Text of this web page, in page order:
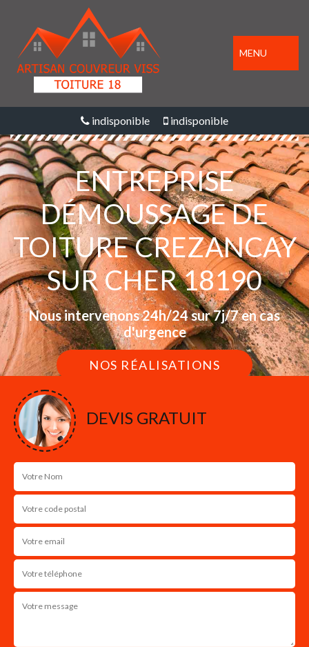
MENU
indisponible indisponible
ENTREPRISE
DÉMOUSSAGE DE
TOITURE CREZANCAY
SUR CHER 18190
Nous intervenons 24h/24 sur 7j/7 en cas
d'urgence
NOS RÉALISATIONS
DEVIS GRATUIT